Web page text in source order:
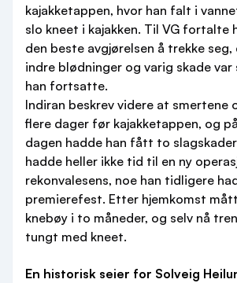
kajakketappen, hvor han falt i
slo kneet i kajakken. Til VG fortalte
den beste avgjørelsen å trekke
indre blødninger og varig skade
han fortsatte.
Indiran beskrev videre at smertene
flere dager før kajakketappen, og
dagen hadde han fått to
hadde heller ikke tid til en ny
rekonvalesens, noe han tidligere
premierefest. Etter hjemkomst
knebøy i to måneder, og selv nå
tungt med kneet.
En historisk seier for Solveig